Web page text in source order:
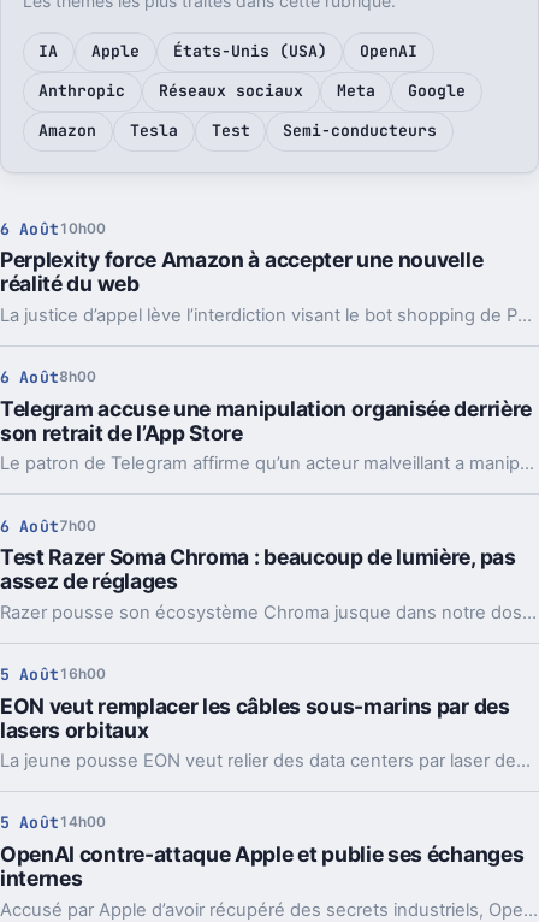
IA Apple États-Unis (USA)
OpenAI
Anthropic
Réseaux sociaux Meta
Google
Amazon
Tesla Test Semi-conducteurs
6 Août 10h00
Perplexity force Amazon à accepter une nouvelle
réalité du web
La justice d’appel lève l’interdiction visant le bot shopping de Perplexity sur Amazon. Une victoire nette, mais loin d’être la fin du match.
6 Août8h00
Telegram accuse une manipulation organisée derrière
son retrait de l’App Store
Le patron de Telegram affirme qu’un acteur malveillant a manipulé les signalements pour faire retirer l’app par Apple. Un précédent qui inquiète vraiment.
6 Août7h00
Test Razer Soma Chroma : beaucoup de lumière, pas
assez de réglages
Razer pousse son écosystème Chroma jusque dans notre dos avec la Soma Chroma, une chaise gaming bardée de RGB et proposée à 529,99 euros. Spectaculaire dans un setup, confortable au quotidien, elle nous laisse pourtant un sentiment mitigé face à une ergonomie étonnamment peu personnalisable à ce niveau de prix.
5 Août 16h00
EON veut remplacer les câbles sous-marins par des
lasers orbitaux
La jeune pousse EON veut relier des data centers par laser depuis l’orbite. Une idée très ambitieuse, portée par l’explosion des besoins en IA.
5 Août 14h00
OpenAI contre-attaque Apple et publie ses échanges
internes
Accusé par Apple d’avoir récupéré des secrets industriels, OpenAI riposte avec des mails et des logs de chat. L’enjeu va bien au-delà du simple procès.